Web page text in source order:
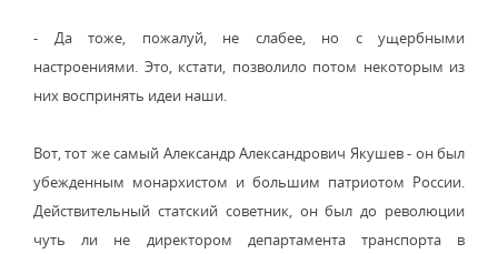
- Да тоже, пожалуй, не слабее, но с ущербными
настроениями. Это, кстати, позволило потом некоторым из
них воспринять идеи наши.
Вот, тот же самый Александр Александрович Якушев - он был
убежденным монархистом и большим патриотом России.
Действительный статский советник, он был до революции
чуть ли не директором департамента транспорта в